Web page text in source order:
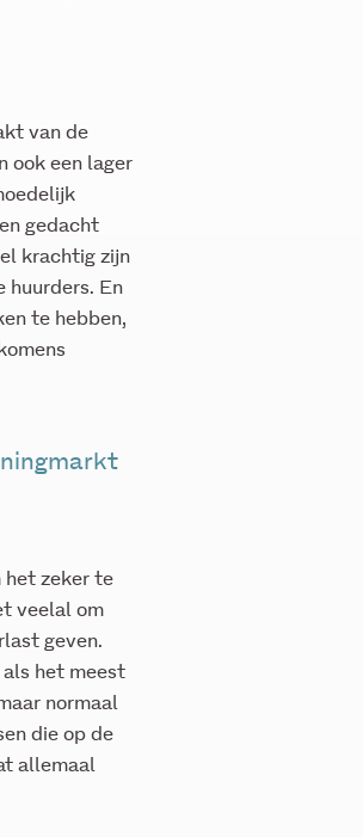
van de
ook een lager
gedacht
krachtig zijn
huurders. En
te hebben,
het zeker te
veelal om
geven.
als het meest
normaal
die op de
allemaal